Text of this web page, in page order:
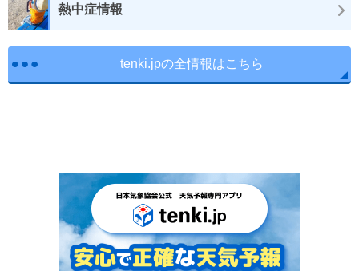
熱中症情報
tenki.jpの全情報はこちら